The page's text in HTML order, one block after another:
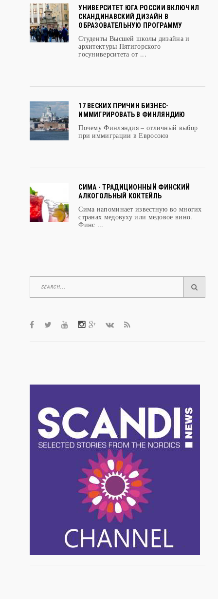
УНИВЕРСИТЕТ ЮГА РОССИИ ВКЛЮЧИЛ
ОБРАЗОВАТЕЛЬНУЮ ПРОГРАММУ
Студенты Высшей школы дизайна и
архитектуры Пятигорского
17 ВЕСКИХ ПРИЧИН БИЗНЕС-
ИММИГРИРОВАТЬ В ФИНЛЯНДИЮ
Почему Финляндия – отличный выбор
АЛКОГОЛЬНЫЙ КОКТЕЙЛЬ
Сима напоминает известную во многих